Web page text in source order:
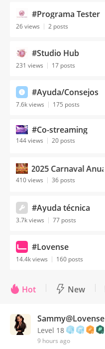
#Programa Tester
26 views 2 posts
#Studio Hub
231 views 17 posts
#Ayuda/Consejos
7.6k views 175 posts
#Co-streaming
144 views 20 posts
#2025 Carnaval Anual
410 views 36 posts
#Ayuda técnica
3.7k views 77 posts
#Lovense
14.4k views 160 posts
Hot New
Sammy@Lovense
Level 18
9 hours ago